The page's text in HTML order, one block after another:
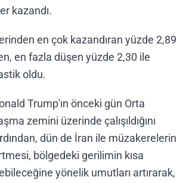
kazandı.
en çok kazandıran yüzde 2,89
en fazla düşen yüzde 2,30 ile
oldu.
Trump'ın önceki gün Orta
zemini üzerinde çalışıldığını
dün de İran ile müzakerelerin
bölgedeki gerilimin kısa
yönelik umutları artırarak,